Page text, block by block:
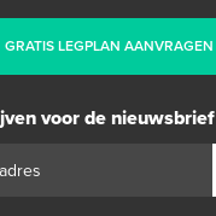
GRATIS LEGPLAN AANVRAGEN
voor de nieuwsbrief